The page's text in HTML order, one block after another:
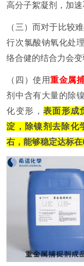
高分子絮凝剂，加
（三）而对于比较
行次氯酸钠氧化处
络合健的结合力会
（四）使用重金属
剂中含有大量的除
化变形， 表面形成
淀，除镍剂去除化
右，能够稳定达标在